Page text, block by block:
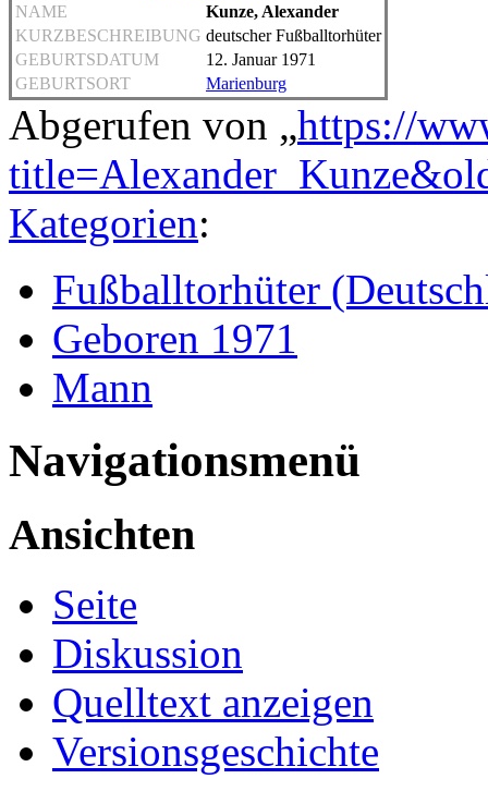
NAME
Kunze, Alexander
KURZBESCHREIBUNG deutscher Fußballtorhüter
GEBURTSDATUM
12. Januar 1971
GEBURTSORT
Marienburg
Abgerufen von „https://
Kategorien:
Fußballtorhüter
Geboren 1971
Mann
Navigationsmenü
Ansichten
Seite
Diskussion
Quelltext anzeigen
Versionsgeschichte